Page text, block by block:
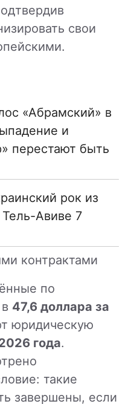
свои
«Абрaмский» в
и
перестают быть
рок из
Авиве 7
контрактами
по
47,6 доллара за
юридическую
года.
такие
завершены, если